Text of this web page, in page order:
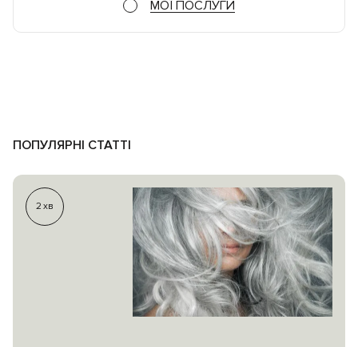
МОЇ ПОСЛУГИ
ПОПУЛЯРНІ СТАТТІ
2 хв